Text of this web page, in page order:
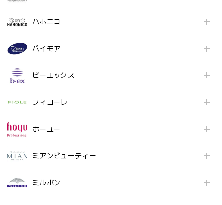
ハホニコ
パイモア
ビーエックス
フィヨーレ
ホーユー
ミアンビューティー
ミルボン